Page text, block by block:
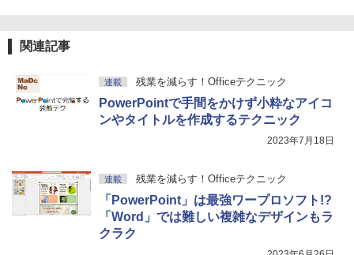
関連記事
連載 残業を減らす！Officeテクニック
PowerPointで手間をかけず小粋なアイコ
ンやタイトルを作成するテクニック
2023年7月18日
連載 残業を減らす！Officeテクニック
「PowerPoint」は最強ワープロソフト!?
「Word」では難しい複雑なデザインもラ
クラク